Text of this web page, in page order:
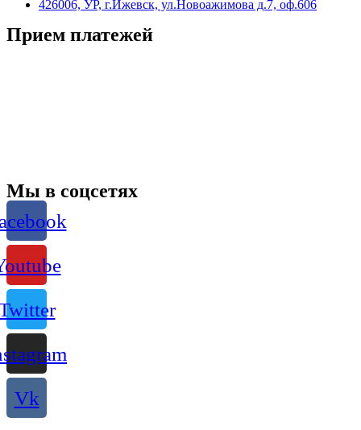
426006, УР, г.Ижевск, ул.Новоажимова д.7, оф.606
Прием платежей
Мы в соцсетях
Vk